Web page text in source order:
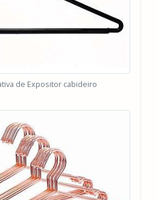
de Expositor cabideiro